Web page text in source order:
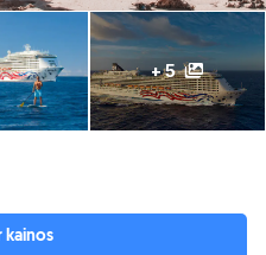
+ 5
kainos